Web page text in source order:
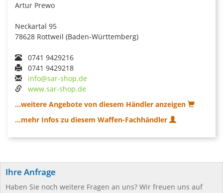
Artur Prewo
Neckartal 95
78628 Rottweil (Baden-Württemberg)
0741 9429216
0741 9429218
info@sar-shop.de
www.sar-shop.de
...weitere Angebote von diesem Händler anzeigen
...mehr Infos zu diesem Waffen-Fachhändler
Ihre Anfrage
Haben Sie noch weitere Fragen an uns? Wir freuen uns auf